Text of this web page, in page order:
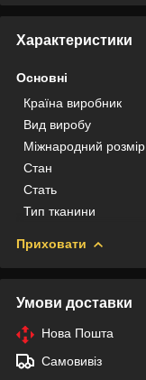
Характеристики
Основні
Країна виробник
Вид виробу
Міжнародний розмір
Стан
Стать
Тип тканини
Приховати
Умови доставки
Нова Пошта
Самовивіз